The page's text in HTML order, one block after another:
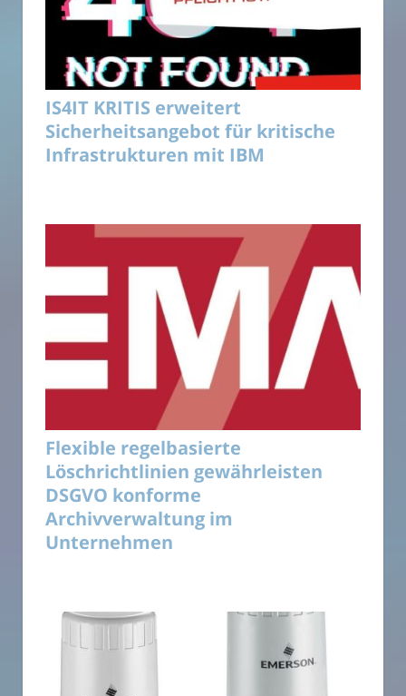
IS4IT KRITIS erweitert
Sicherheitsangebot für kritische
Infrastrukturen mit IBM
Flexible regelbasierte
Löschrichtlinien gewährleisten
DSGVO konforme
Archivverwaltung im
Unternehmen